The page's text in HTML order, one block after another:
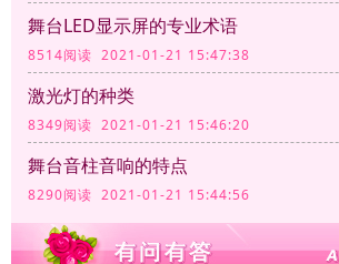
舞台LED显示屏的专业术语
8514阅读 2021-01-21 15:47:38
激光灯的种类
8349阅读 2021-01-21 15:46:20
舞台音柱音响的特点
8290阅读 2021-01-21 15:44:56